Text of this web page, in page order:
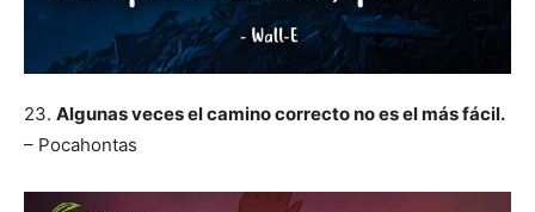
23. Algunas veces el camino correcto no es el más fácil.
– Pocahontas